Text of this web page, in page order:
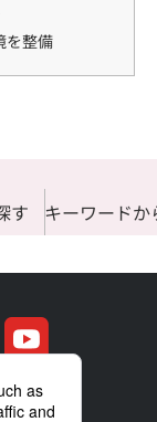
を整備
す キーワードか